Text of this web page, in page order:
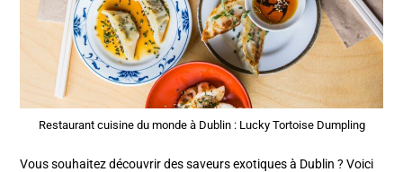
Restaurant cuisine du monde à Dublin : Lucky Tortoise Dumpling
Vous souhaitez découvrir des saveurs exotiques à Dublin ? Voici